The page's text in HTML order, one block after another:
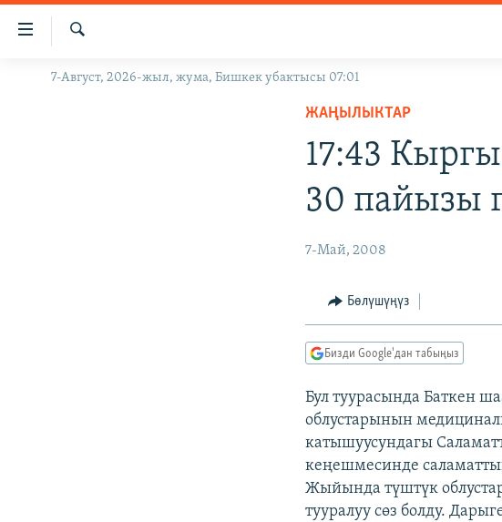
Линктер
Мазмунга
Навигацияга
ЖАҢЫЛЫКТАР
Издөө
7-Август, 2026-жыл, жума, Бишкек убактысы 07:01
ЖАҢЫЛЫКТАР
17:43
30 пайызы
7-Май, 2008
Бөлүшүңүз
Бизди Google'дан табыңыз
Бул туурасында Баткен
облустарынын
катышуусундагы
кеңешмесинде
Жыйында түштүк
тууралуу сөз болду.